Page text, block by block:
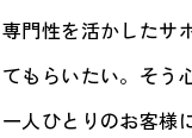
専門性を活かしたサ
てもらいたい。そう
一人ひとりのお客様